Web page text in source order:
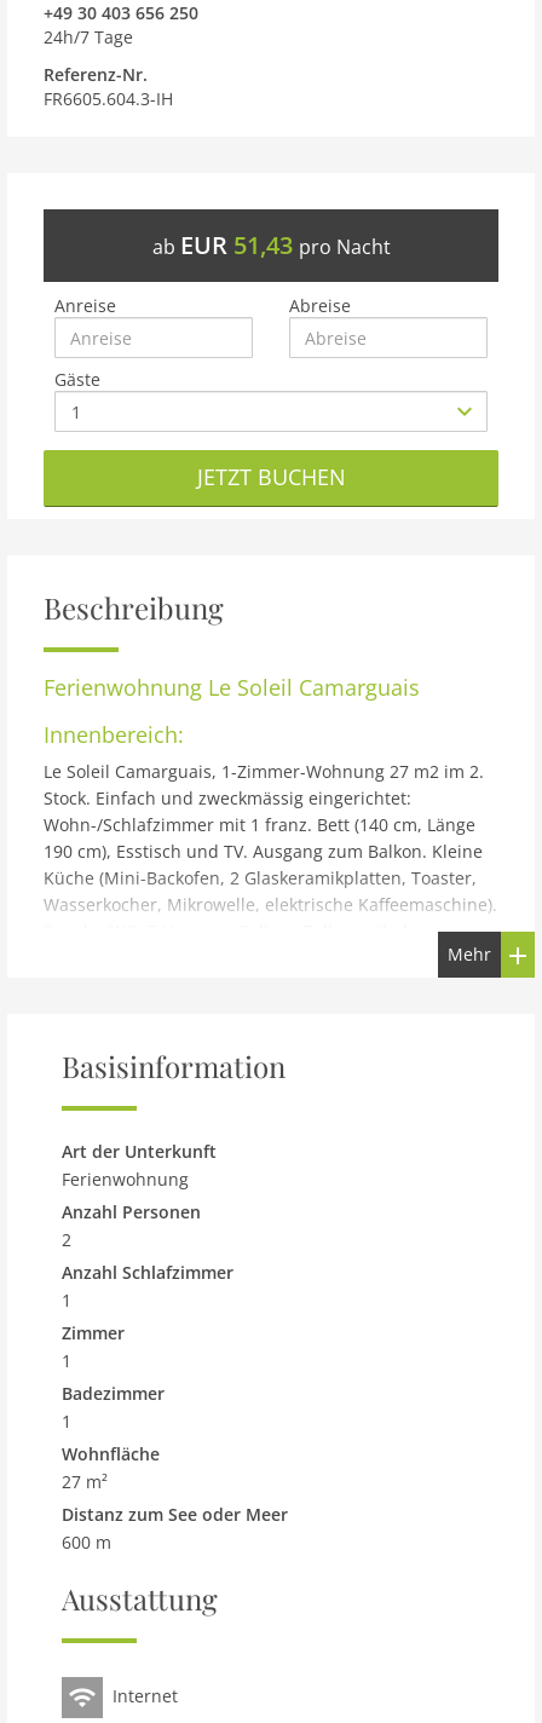
+49 30 403 656 250
24h/7 Tage
Referenz-Nr.
FR6605.604.3-IH
ab EUR 51,43 pro Nacht
Anreise Abreise
Gäste
JETZT BUCHEN
Beschreibung
Ferienwohnung Le Soleil Camarguais
Innenbereich:
Le Soleil Camarguais, 1-Zimmer-Wohnung 27 m2 im 2.
Stock. Einfach und zweckmässig eingerichtet:
Wohn-/Schlafzimmer mit 1 franz. Bett (140 cm, Länge
190 cm), Esstisch und TV. Ausgang zum Balkon. Kleine
Küche (Mini-Backofen, 2 Glaskeramikplatten, Toaster,
Wasserkocher, Mikrowelle, elektrische Kaffeemaschine).
Liegestühle (2). Zur Verfügung: Bügeleisen. Internet
(Wireless LAN, gratis). Garage (extra). 13096000021DP
350 m vom Zentrum von Les Stes.-Maries-de-la-Mer, 30
km vom Zentrum von Aigues-Mortes, 40 km vom
Zentrum von Arles, verkehrsberuhigte Zone, 600 m vom
Supermarkt 150 m, Bushaltestelle Les Massoucles 120
m.
Haustier
Haustier nicht erlaubt
Objekt
Wohnfläche 27 m2
Zimmer 1
Schlafzimmer 1
Toiletten 1
Badezimmer 1
Ausstattung Küche
Mikrowelle
Innenbereich
Dusche
Heizung
Mehr
Basisinformation
Art der Unterkunft
Ferienwohnung
Anzahl Personen
2
Anzahl Schlafzimmer
1
Zimmer
1
Badezimmer
1
Wohnfläche
27 m²
Distanz zum See oder Meer
600 m
Ausstattung
Internet